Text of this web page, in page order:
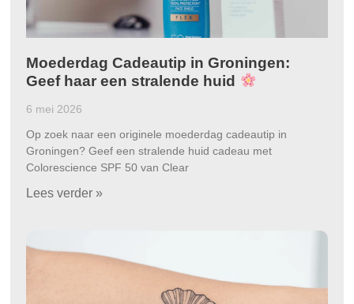
Moederdag Cadeautip in Groningen:
Geef haar een stralende huid
6 mei 2026
Op zoek naar een originele moederdag cadeautip in
Groningen? Geef een stralende huid cadeau met
Colorescience SPF 50 van Clear
Lees verder »